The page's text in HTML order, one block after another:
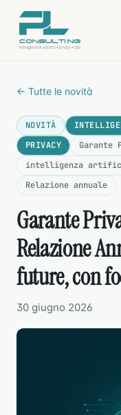
← Tutte le novità
NOVITÀ
PRIVACY
Garante
intelligenza
Relazione annuale
Garante
Relazione
future, con
30 giugno 2026